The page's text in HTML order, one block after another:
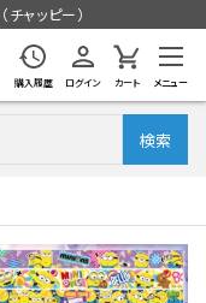
ャッピー）
購入履歴 ログイン カート メニュー
検索
録